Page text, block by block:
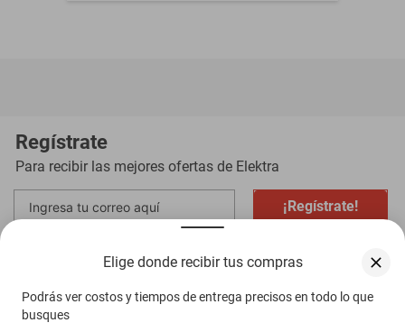
Elige donde recibir tus compras
Podrás ver costos y tiempos de entrega precisos en todo lo que
busques
Regístrate
Para recibir las mejores ofertas de Elektra
¡Regístrate!
mercadotécnicos de acuerdo al Aviso de Privacidad
Compra ahora